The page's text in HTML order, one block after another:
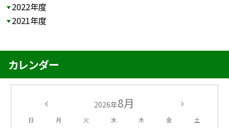
2022年度
2021年度
カレンダー
2026年8月
日 月 火 水 木 金 土